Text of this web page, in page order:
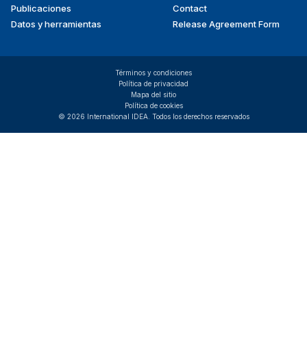
Publicaciones
Datos y herramientas
Contact
Release Agreement Form
© 2026 International IDEA. Todos los derechos reservados
Términos y condiciones
Política de privacidad
Mapa del sitio
Política de cookies